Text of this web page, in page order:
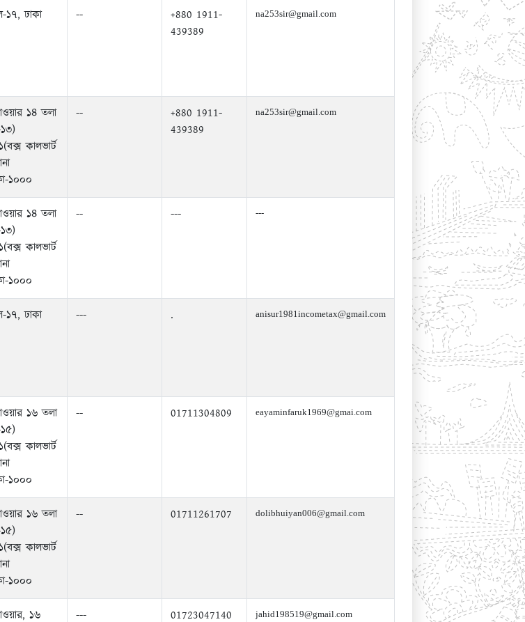
ঢাকা --
+880 1911-
439389
na253sir@gmail.com
১৪ তলা
কালভার্ট
১০০০
--
+880 1911-
439389
na253sir@gmail.com
১৪ তলা
কালভার্ট
১০০০
-- --- ---
ঢাকা --- . anisur1981incometax@gmail.com
১৬ তলা
কালভার্ট
১০০০
-- 01711304809 eayaminfaruk1969@gmai.com
১৬ তলা
কালভার্ট
১০০০
-- 01711261707 dolibhuiyan006@gmail.com
১৬ --- 01723047140 jahid198519@gmail.com